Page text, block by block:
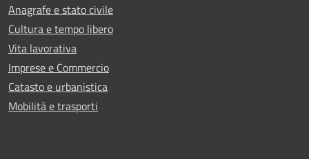
Anagrafe e stato civile
Cultura e tempo libero
Vita lavorativa
Imprese e Commercio
Catasto e urbanistica
Mobilità e trasporti